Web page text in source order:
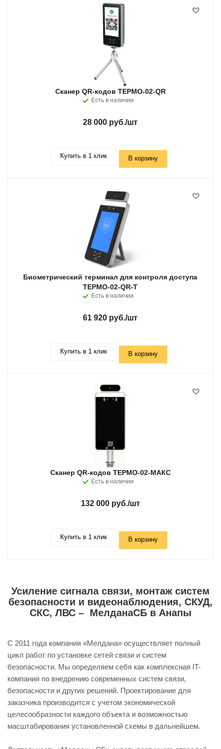
Сканер QR-кодов ТЕРМО-02-QR
Есть в наличии
28 000 руб./шт
Купить в 1 клик В корзину
Биометрический терминал для контроля доступа
ТЕРМО-02-QR-T
Есть в наличии
61 920 руб./шт
Купить в 1 клик В корзину
Сканер QR-кодов ТЕРМО-02-МАКС
Есть в наличии
132 000 руб./шт
Купить в 1 клик В корзину
Усиление сигнала связи, монтаж систем
безопасности и видеонаблюдения, СКУД,
СКС, ЛВС – МелданаСБ в Анапы
С 2011 года компания «Мелдана» осуществляет полный
цикл работ по установке сетей связи и систем
безопасности. Мы определяем себя как комплексная IT-
компания по внедрению современных систем связи,
безопасности и других решений. Проектирование для
заказчика производится с учетом экономической
целесообразности каждого объекта и возможностью
масштабирования установленной схемы в дальнейшем.